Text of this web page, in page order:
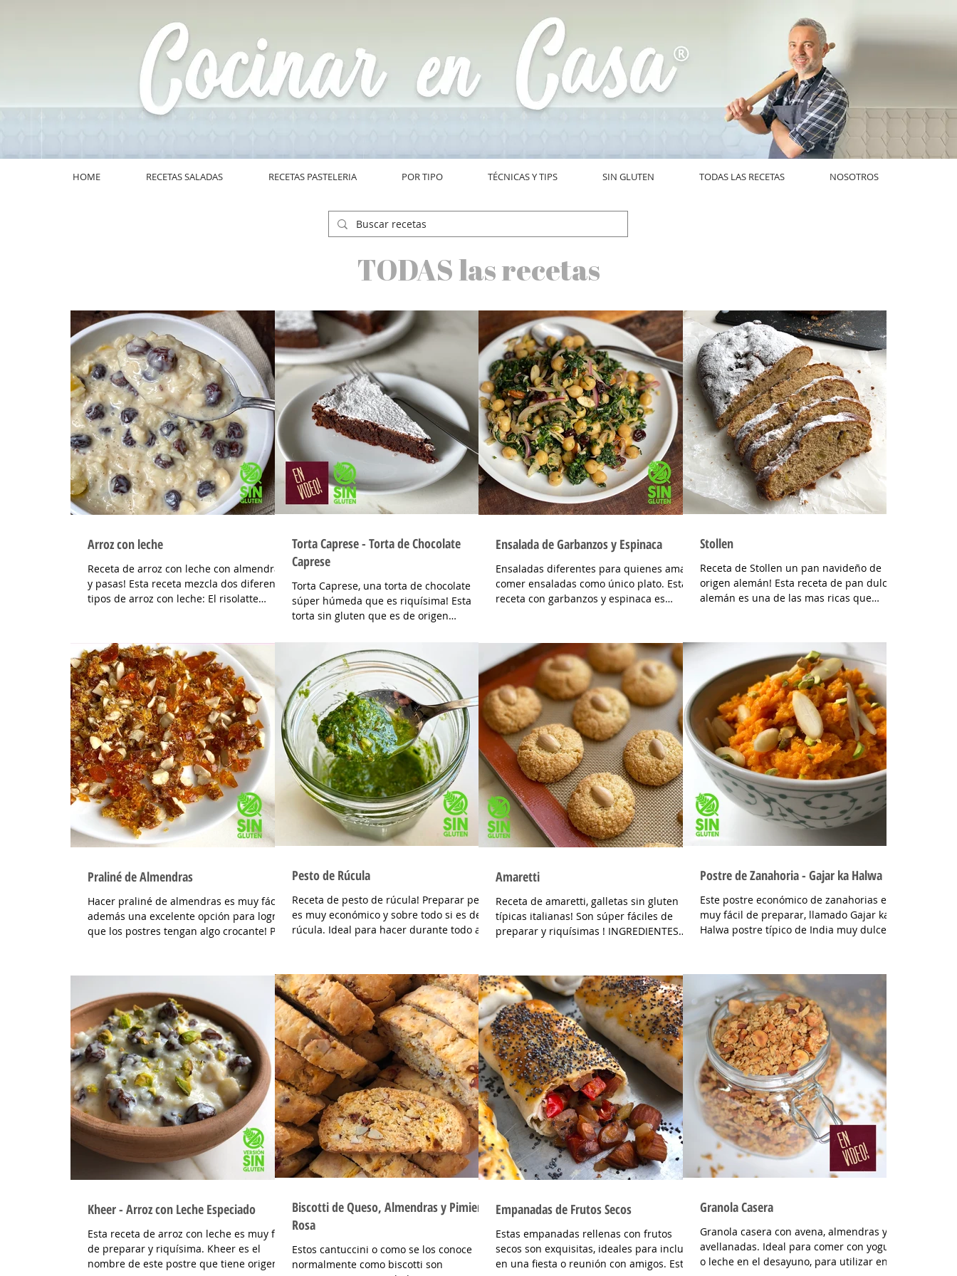
HOME RECETAS SALADAS RECETAS PASTELERIA POR TIPO TÉCNICAS Y TIPS SIN GLUTEN TODAS LAS RECETAS NOSOTROS
TODAS las recetas
Arroz con leche
Receta de arroz con leche con almendras
y pasas! Esta receta mezcla dos diferentes
tipos de arroz con leche: El risolatte
Torta Caprese - Torta de Chocolate
Caprese
Torta Caprese, una torta de chocolate
súper húmeda que es riquísima! Esta
torta sin gluten que es de origen
Ensalada de Garbanzos y Espinaca
Ensaladas diferentes para quienes aman
comer ensaladas como único plato. Esta
receta con garbanzos y espinaca es
Stollen
Receta de Stollen un pan navideño de
origen alemán! Esta receta de pan dulce
alemán es una de las mas ricas que
Praliné de Almendras
Hacer praliné de almendras es muy fácil y
además una excelente opción para lograr
que los postres tengan algo crocante! Para
Pesto de Rúcula
Receta de pesto de rúcula! Preparar pesto
es muy económico y sobre todo si es de
rúcula. Ideal para hacer durante todo al
Amaretti
Receta de amaretti, galletas sin gluten
típicas italianas! Son súper fáciles de
preparar y riquísimas ! INGREDIENTES
Postre de Zanahoria - Gajar ka Halwa
Este postre económico de zanahorias es
muy fácil de preparar, llamado Gajar ka
Halwa postre típico de India muy dulce
Kheer - Arroz con Leche Especiado
Esta receta de arroz con leche es muy fácil
de preparar y riquísima. Kheer es el
nombre de este postre que tiene origen
Biscotti de Queso, Almendras y Pimienta
Rosa
Estos cantuccini o como se los conoce
normalmente como biscotti son
Empanadas de Frutos Secos
Estas empanadas rellenas con frutos
secos son exquisitas, ideales para incluir
en una fiesta o reunión con amigos. Están
Granola Casera
Granola casera con avena, almendras y
avellanadas. Ideal para comer con yogurt
o leche en el desayuno, para utilizar en